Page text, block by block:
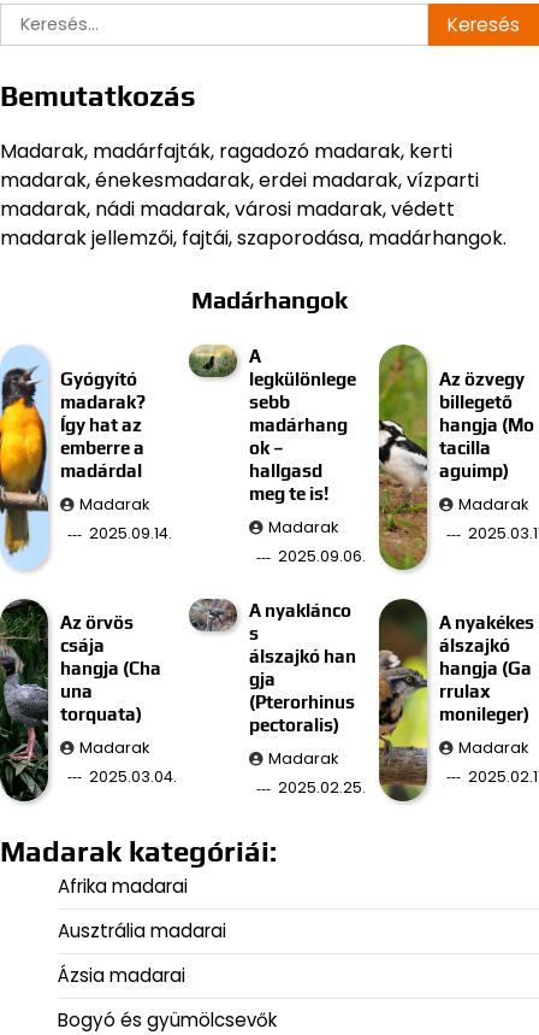
Keresés:
Bemutatkozás
Madarak, madárfajták, ragadozó madarak, kerti
madarak, énekesmadarak, erdei madarak, vízparti
madarak, nádi madarak, városi madarak, védett
madarak jellemzői, fajtái, szaporodása, madárhangok.
Madárhangok
Gyógyító
madarak?
Így hat az
emberre a
madárdal
Madarak
2025.09.14.
A
legkülönlege
sebb
madárhang
ok –
hallgasd
meg te is!
Madarak
2025.09.06.
Az özvegy
billegető
hangja (Mo
tacilla
aguimp)
Madarak
Az örvös
csája
hangja (Cha
una
torquata)
Madarak
2025.03.04.
A nyaklánco
s
álszajkó han
gja
(Pterorhinus
pectoralis)
Madarak
2025.02.25.
A nyakékes
álszajkó
hangja (Ga
rrulax
monileger)
Madarak
Madarak kategóriái:
Afrika madarai
Ausztrália madarai
Ázsia madarai
Bogyó és gyümölcsevők